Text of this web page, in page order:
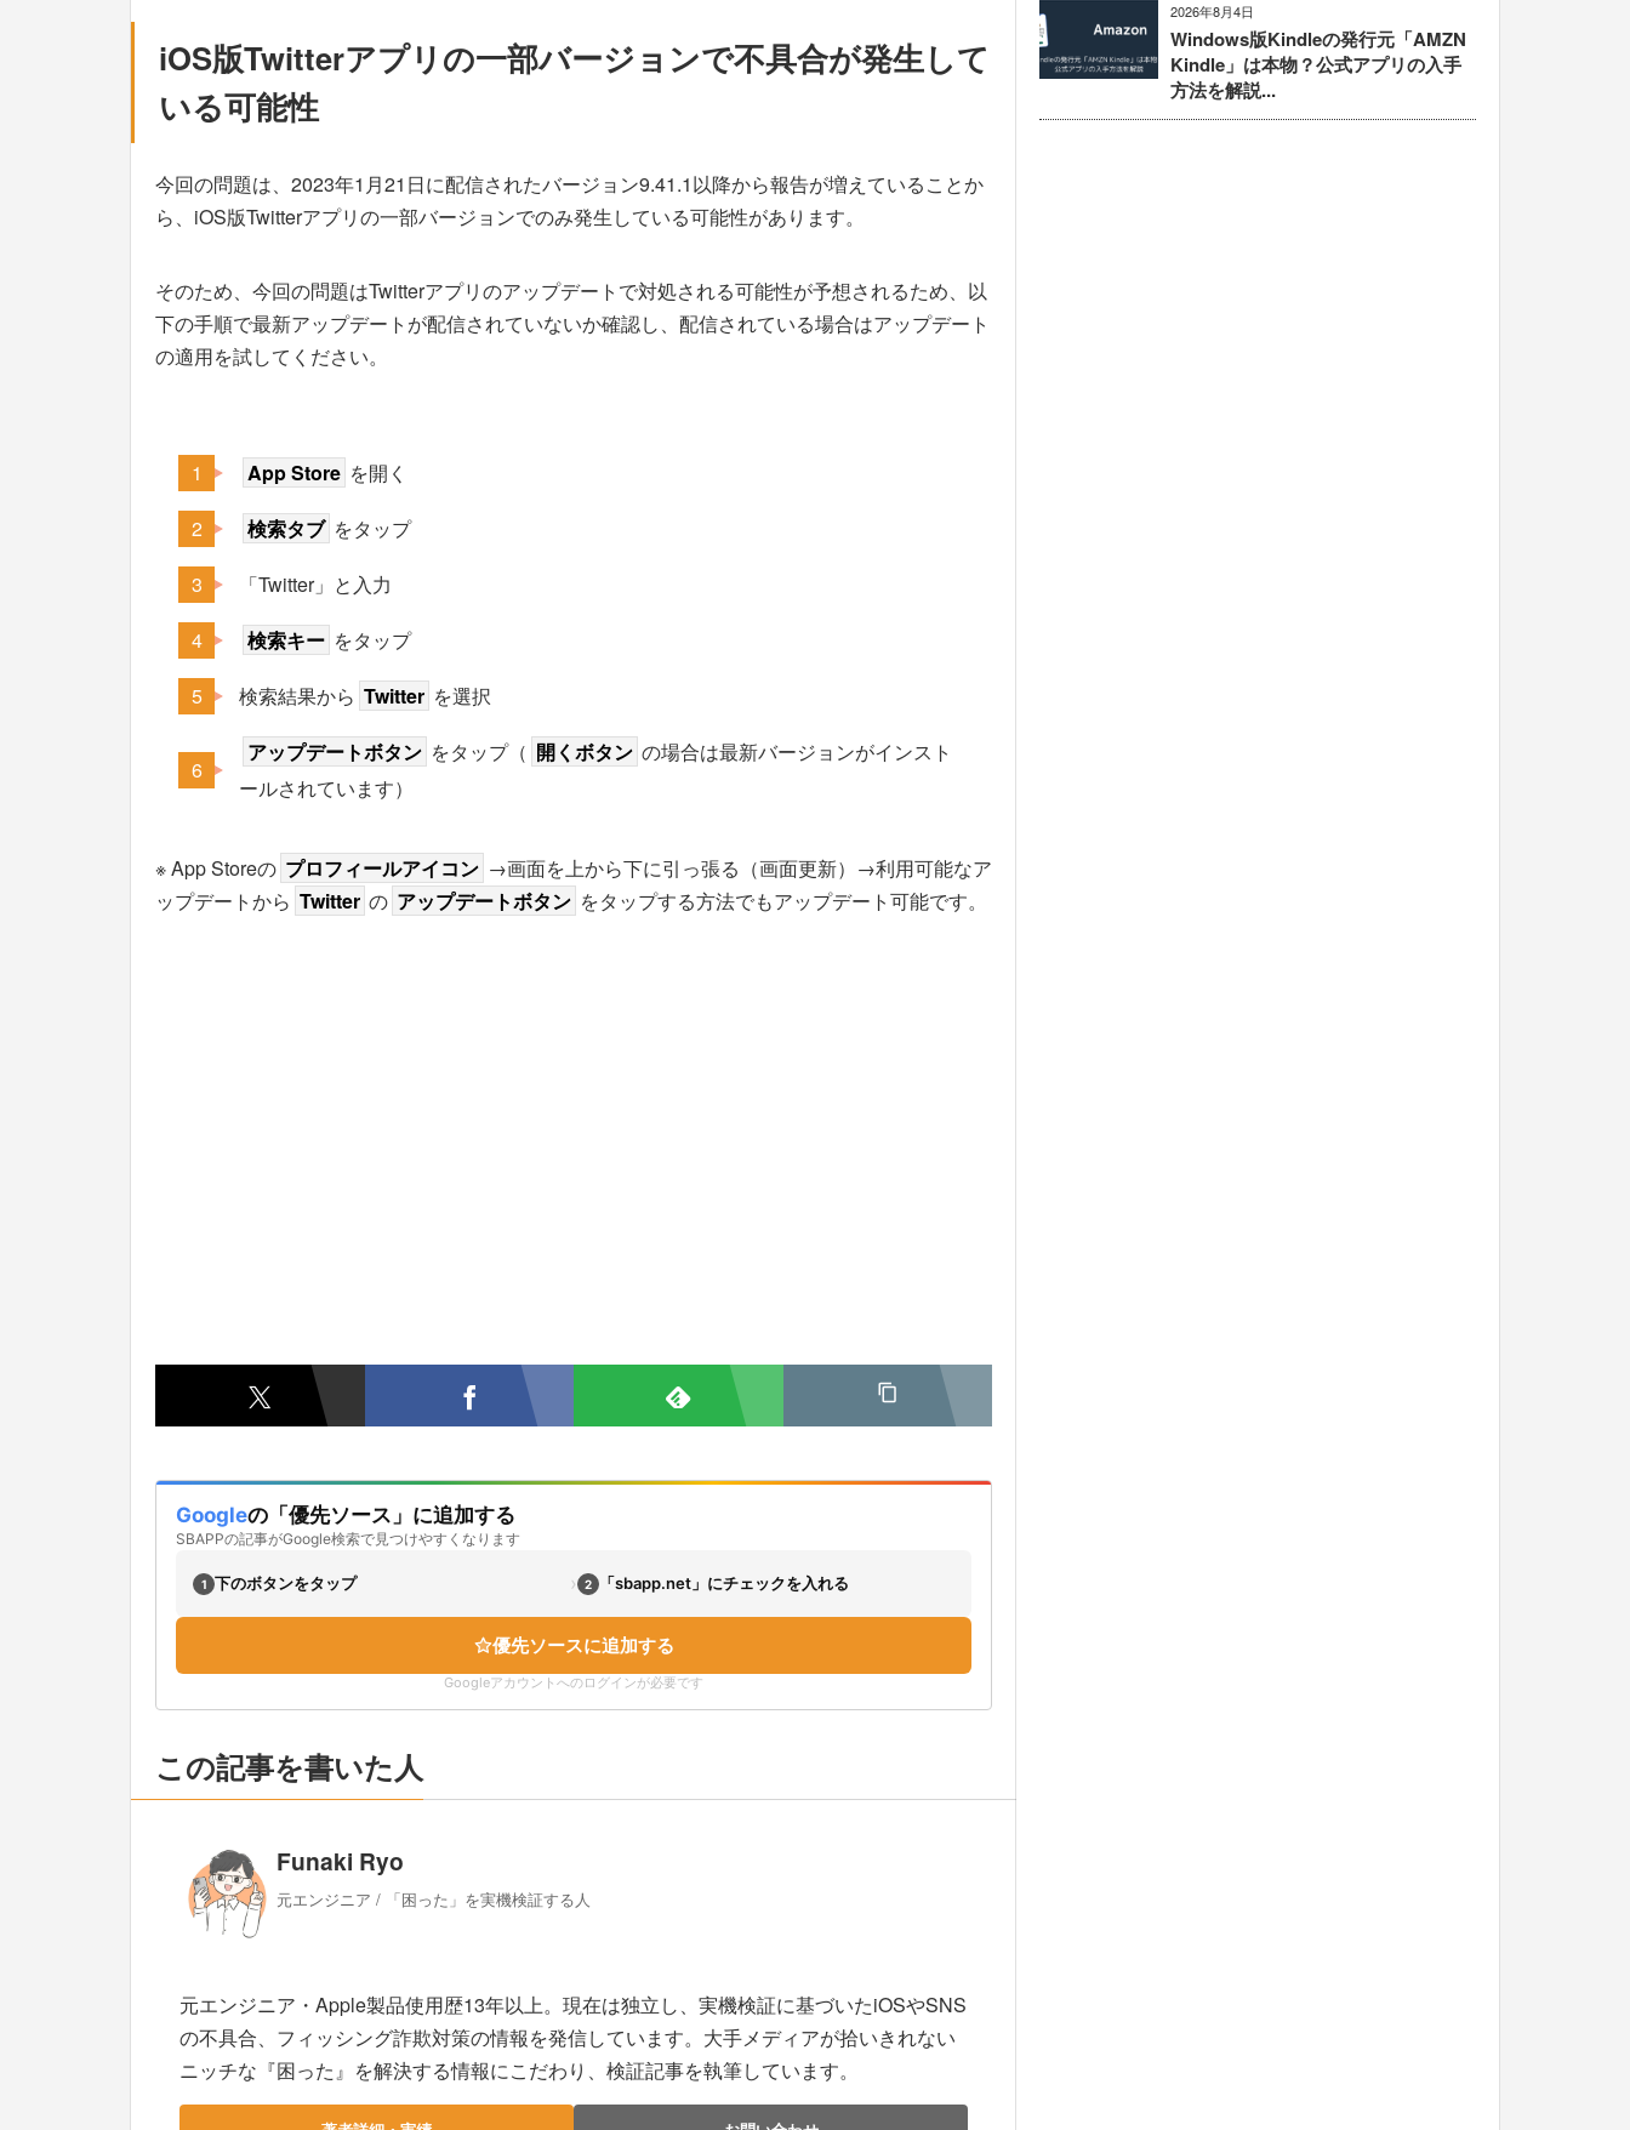
iOS版Twitterアプリの一部バージョンで不具合が発生して
いる可能性
今回の問題は、2023年1月21日に配信されたバージョン9.41.1以降から報告が増えていることか
ら、iOS版Twitterアプリの一部バージョンでのみ発生している可能性があります。
そのため、今回の問題はTwitterアプリのアップデートで対処される可能性が予想されるため、以
下の手順で最新アップデートが配信されていないか確認し、配信されている場合はアップデート
の適用を試してください。
App Store を開く
検索タブ をタップ
「Twitter」と入力
検索キー をタップ
検索結果から Twitter を選択
アップデートボタン をタップ（ 開くボタン の場合は最新バージョンがインスト
ールされています）
※ App Storeの プロフィールアイコン →画面を上から下に引っ張る（画面更新）→利用可能なア
ップデートから Twitter の アップデートボタン をタップする方法でもアップデート可能です。
Googleの「優先ソース」に追加する
SBAPPの記事がGoogle検索で見つけやすくなります
1 下のボタンをタップ › 2 「sbapp.net」にチェックを入れる
優先ソースに追加する
Googleアカウントへのログインが必要です
この記事を書いた人
Funaki Ryo
元エンジニア / 「困った」を実機検証する人
元エンジニア・Apple製品使用歴13年以上。現在は独立し、実機検証に基づいたiOSやSNS
の不具合、フィッシング詐欺対策の情報を発信しています。大手メディアが拾いきれない
ニッチな『困った』を解決する情報にこだわり、検証記事を執筆しています。
2026年8月4日
Windows版Kindleの発行元「AMZN
Kindle」は本物？公式アプリの入手
方法を解説...